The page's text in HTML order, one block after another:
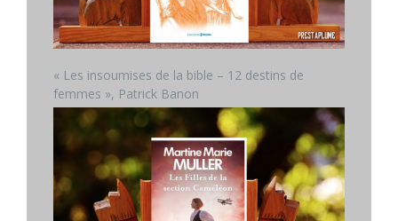
« Les insoumises de la bible – 12 destins de
femmes », Patrick Banon